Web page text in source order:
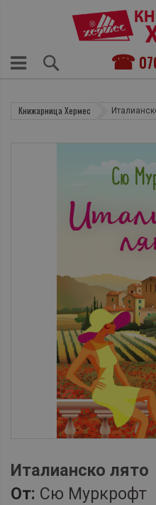
Книжарница Хермес
Италианско лято
От: Сю Муркрофт